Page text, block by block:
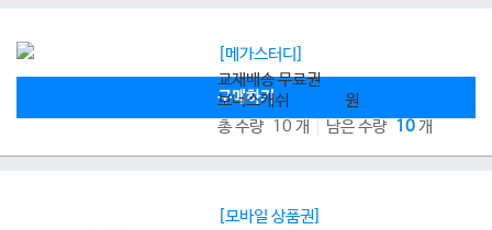
[메가스터디]
교재배송 무료권
보너스캐쉬
원
총 수량 10 개
남은 수량 10개
구매하기
[모바일 상품권]